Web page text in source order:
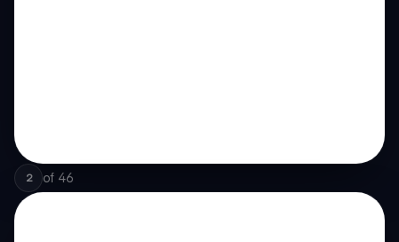
2 of 46